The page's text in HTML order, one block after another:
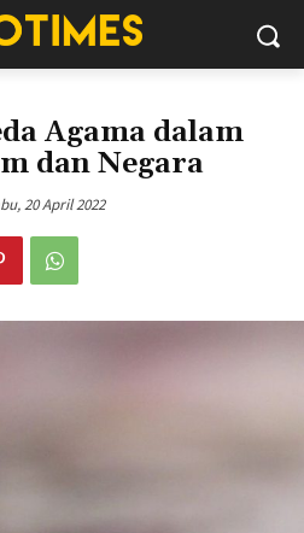
Agama dalam
dan Negara
20 April 2022